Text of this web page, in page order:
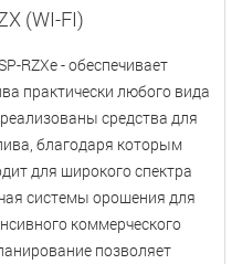
(WI-FI)
RZXe - обеспечивает
практически любого вида
средства для
благодаря которым
для широкого спектра
системы орошения для
коммерческого
позволяет